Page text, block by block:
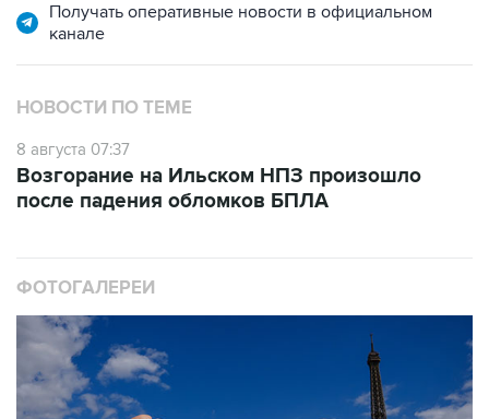
Получать оперативные новости в официальном
канале
НОВОСТИ ПО ТЕМЕ
8 августа 07:37
Возгорание на Ильском НПЗ произошло
после падения обломков БПЛА
ФОТОГАЛЕРЕИ